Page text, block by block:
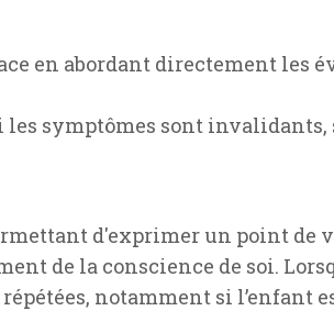
en abordant directement les
les symptômes sont invalidants,
d'exprimer un point de
de la conscience de soi.
notamment si l’enfant